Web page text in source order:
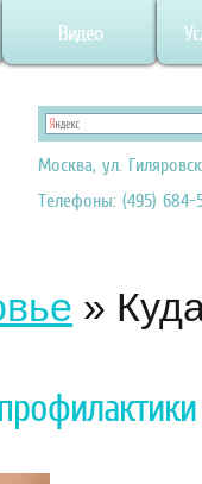
Видео
Москва, ул.
Телефоны: (495) 684-
»